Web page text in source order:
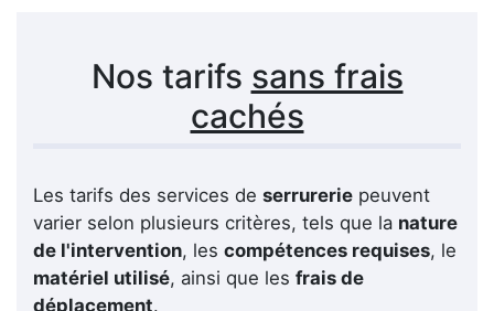
Nos tarifs sans frais
cachés
Les tarifs des services de serrurerie peuvent
varier selon plusieurs critères, tels que la nature
de l'intervention, les compétences requises, le
matériel utilisé, ainsi que les frais de
déplacement.